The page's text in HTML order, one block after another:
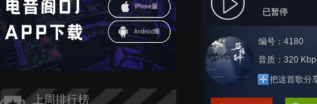
上周排行榜
已暂停
编号：4180
音质：320
把这首歌分